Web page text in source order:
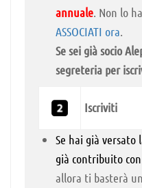
annuale. Non lo
ASSOCIATI ora.
Se sei già socio
segreteria per
Iscriviti
Se hai già versato
già contribuito
allora ti basterà